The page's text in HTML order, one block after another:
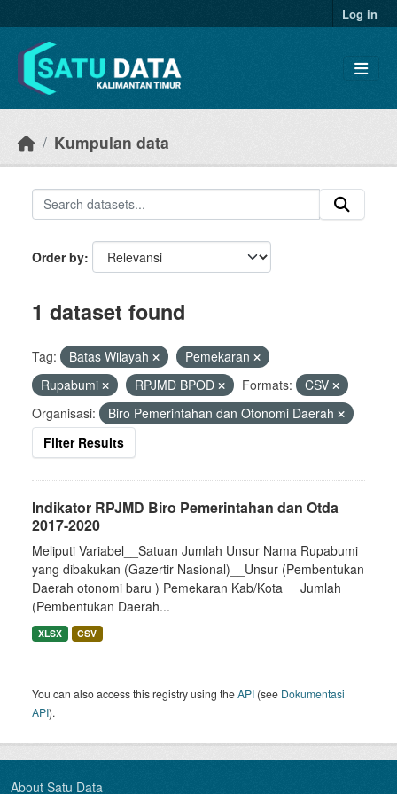
Log in
Kumpulan data
Order by
1 dataset found
Tag: Batas Wilayah
Pemekaran
Rupabumi
RPJMD BPOD Formats:
CSV
Organisasi:
Biro Pemerintahan dan Otonomi Daerah
Filter Results
Indikator RPJMD Biro Pemerintahan dan Otda
2017-2020
Meliputi Variabel__Satuan Jumlah Unsur Nama Rupabumi
yang dibakukan (Gazertir Nasional)__Unsur (Pembentukan
Daerah otonomi baru ) Pemekaran Kab/Kota__ Jumlah
(Pembentukan Daerah...
XLSX CSV
You can also access this registry using theAPI (see Dokumentasi
API).
About Satu Data